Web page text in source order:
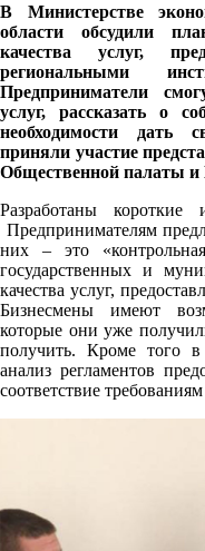
В Министерстве
области обсудили
качества услуг,
региональными
Предприниматели
услуг, рассказать о
необходимости дать
приняли участие
Общественной палаты
Разработаны
Предпринимателям
них – это «контрольная
государственных и
качества услуг,
Бизнесмены имеют
которые они уже
получить. Кроме того
анализ регламентов
соответствие